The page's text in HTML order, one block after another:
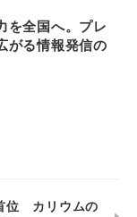
を全国へ。プレ
がる情報発信の
位 カリウムの